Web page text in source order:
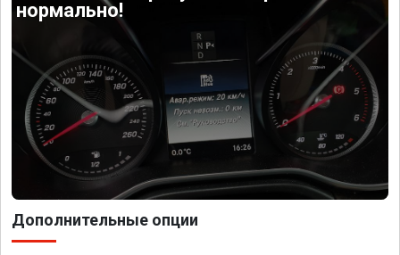
нормально!
Дополнительные опции